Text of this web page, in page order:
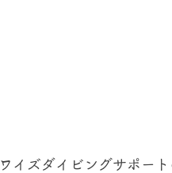
ワイズダイビングサポー